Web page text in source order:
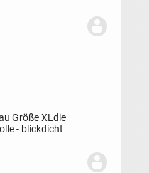
Größe XL die
- blickdicht